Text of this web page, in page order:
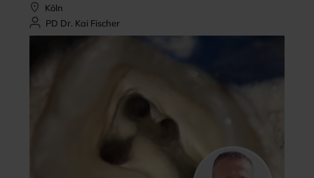
Köln
PD Dr. Kai Fischer